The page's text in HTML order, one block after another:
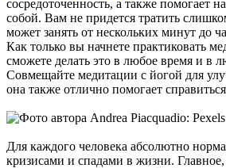
сосредоточенность, а также помогает
собой. Вам не придется тратить
может занять от нескольких минут до
Как только вы начнете практиковать
сможете делать это в любое время и в
Совмещайте медитации с йогой для
она также отлично помогает
Для каждого человека абсолютно
кризисами и спадами в жизни.